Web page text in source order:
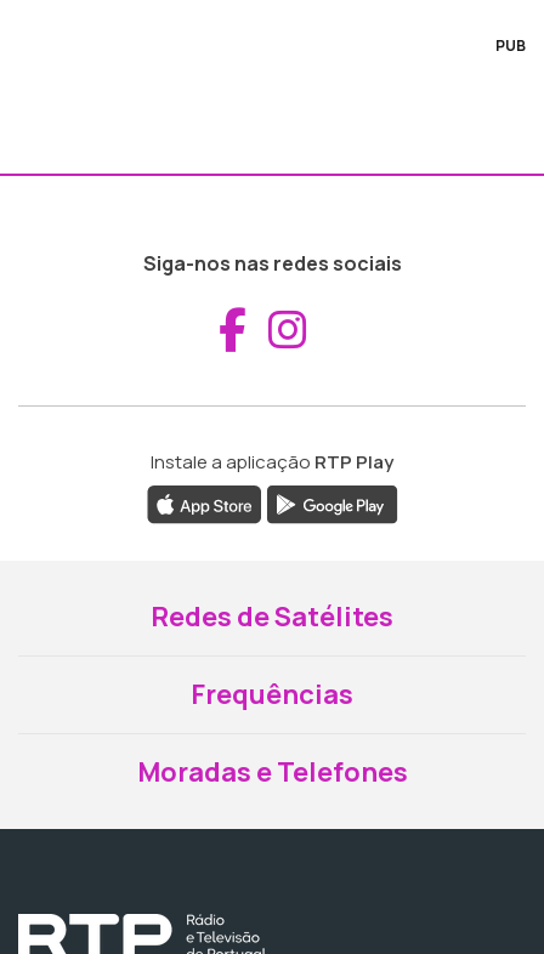
PUB
Siga-nos nas redes sociais
Aceder ao
Instale a aplicação RTP Play
Redes de Satélites
Frequências
Moradas e Telefones